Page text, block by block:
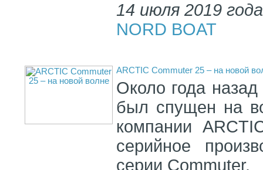
14 июля 2019 года
NORD BOAT
ARCTIC Commuter 25 – на новой
Около года
был спущен на
компании
серийное
серии Commuter.